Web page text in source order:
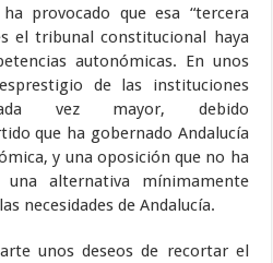
provocado que esa “tercera
constitucional haya
autonómicas. En unos
de las instituciones
vez mayor, debido
que ha gobernado Andalucía
y una oposición que no ha
alternativa mínimamente
necesidades de Andalucía.
unos deseos de recortar el